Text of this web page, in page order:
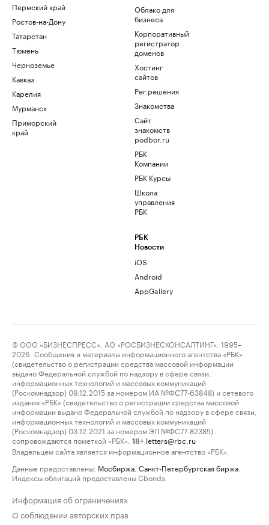
Пермский край
Ростов-на-Дону
Татарстан
Тюмень
Черноземье
Кавказ
Карелия
Мурманск
Приморский
край
Облако для
бизнеса
Корпоративный
регистратор
доменов
Хостинг
сайтов
Рег.решения
Знакомства
Сайт
знакомств
podbor.ru
РБК
Компании
РБК Курсы
Школа
управления
РБК
РБК
Новости
iOS
Android
AppGallery
© ООО «БИЗНЕСПРЕСС», АО «РОСБИЗНЕСКОНСАЛТИНГ», 1995–
2026. Сообщения и материалы информационного агентства «РБК»
(свидетельство о регистрации средства массовой информации
выдано Федеральной службой по надзору в сфере связи,
информационных технологий и массовых коммуникаций
(Роскомнадзор) 09.12.2015 за номером ИА №ФС77-63848) и сетевого
издания «РБК» (свидетельство о регистрации средства массовой
информации выдано Федеральной службой по надзору в сфере связи,
информационных технологий и массовых коммуникаций
(Роскомнадзор) 03.12.2021 за номером ЭЛ №ФС77-82385)
сопровождаются пометкой «РБК».
18+ letters@rbc.ru
Владельцем сайта является информационное агентство «РБК».
Данные предоставлены: Мосбиржа Санкт-Петербургская биржа
Индексы облигаций предоставлены Cbonds.
Информация об ограничениях
О соблюдении авторских прав